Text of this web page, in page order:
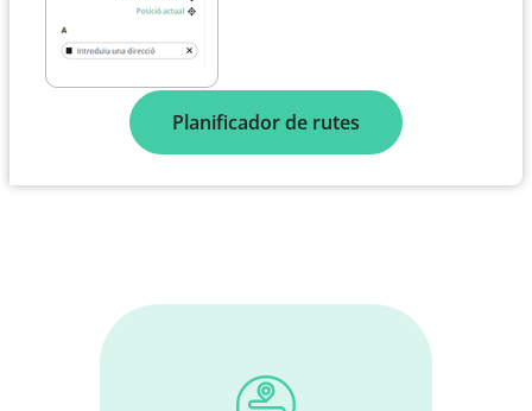
Planificador de rutes